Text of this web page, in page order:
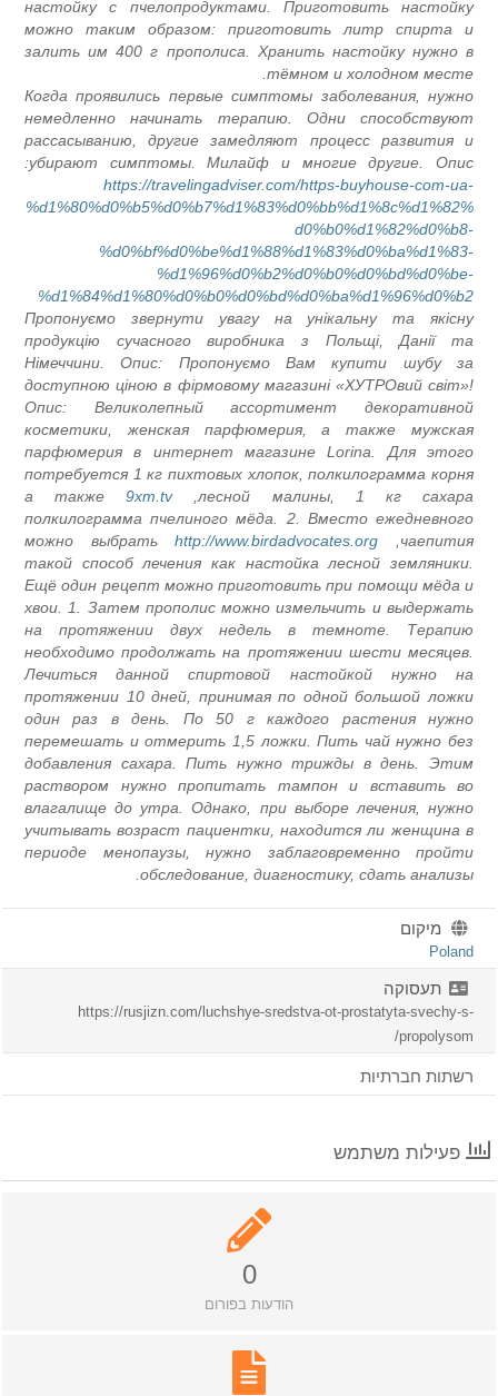
настойку с пчелопродуктами. Приготовить
можно таким образом: приготовить литр спирта
залить им 400 г прополиса. Хранить настойку нужно
тёмном и холодном
Когда проявились первые симптомы заболевания,
немедленно начинать терапию. Одни
рассасыванию, другие замедляют процесс развития
убирают симптомы. Милайф и многие другие.
https://travelingadviser.com/https-buyhouse-com-
Пропонуємо звернути увагу на унікальну та
продукцію сучасного виробника з Польщі, Данії
Німеччини. Опис: Пропонуємо Вам купити шубу
доступною ціною в фірмовому магазині «ХУТРОвий
Опис: Великолепный ассортимент
косметики, женская парфюмерия, а также
парфюмерия в интернет магазине Lorina. Для
потребуется 1 кг пихтовых хлопок, полкилограмма
лесной малины, 1 кг
9xm.tv
а также
полкилограмма пчелиного мёда. 2. Вместо
http://www.birdadvocates.org
можно выбрать
такой способ лечения как настойка лесной
Ещё один рецепт можно приготовить при помощи мёда
хвои. 1. Затем прополис можно измельчить и
на протяжении двух недель в темноте.
необходимо продолжать на протяжении шести
Лечиться данной спиртовой настойкой нужно
протяжении 10 дней, принимая по одной большой
один раз в день. По 50 г каждого растения
перемешать и отмерить 1,5 ложки. Пить чай нужно
добавления сахара. Пить нужно трижды в день.
раствором нужно пропитать тампон и вставить
влагалище до утра. Однако, при выборе лечения,
учитывать возраст пациентки, находится ли женщина
периоде менопаузы, нужно заблаговременно
обследование, диагностику, сдать
מיקום
תעסוקה
https://rusjizn.com/luchshye-sredstva-ot-prostatyta-svechy-
חברתיות
פעילות משתמש
הודעות בפורום